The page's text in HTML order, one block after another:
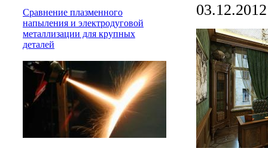
Сравнение плазменного
напыления и электродуговой
металлизации для крупных
деталей
03.12.2012